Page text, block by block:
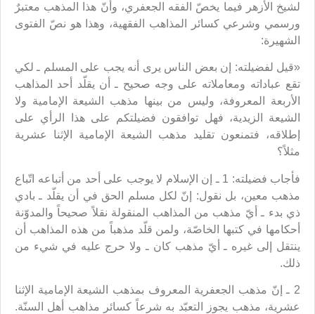
لشيخ الأزهر فيما يخصّ الفقه الجعفري، وأنّ هذا المذهب معتبرٌ
ورسمي وشرعي كسائر المذاهب الفقهية، وهذا هو نصّ الفتوى
الشهيرة:
«قيل لفضيلته: إن بعض الناس يرى أنه يجب على المسلم ـ لكي
تقع عباداته ومعاملاته على وجه صحيح ـ أن يقلّد أحد المذاهب
الأربعة المعروفة، وليس من بينها مذهب الشيعة الإمامية ولا
الشيعة الزيدية، فهل توافقون فضيلتكم على هذا الرأي على
إطلاقه، فتمنعون تقليد مذهب الشيعة الإمامية الإثنا عشرية
مثلاً؟
فأجاب فضيلته: 1 ـ إن الإسلام لا يوجب على أحد من أتباعه اتّباع
مذهب معين، بل نقول: إنّ لكل مسلم الحق في أن يقلّد ـ بادي
ذي بدء ـ أيّ مذهب من المذاهب المنقولة نقلاً صحيحاً والمدوّنة
أحكامها في كتبها الخاصّة، ولمن قلّد مذهباً من هذه المذاهب أن
ينتقل إلى غيره ـ أيّ مذهب كان ـ ولا حرج عليه في شيء من
ذلك.
2 ـ إنّ مذهب الجعفرية المعروف بمذهب الشيعة الإمامية الإثنا
عشرية، مذهب يجوز التعبّد به شرعاً كسائر مذاهب أهل السنّة.